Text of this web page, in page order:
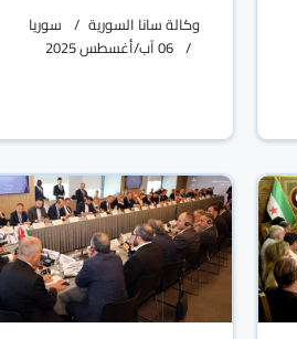
وكالة سانا السورية
سوريا
06 آب/أغسطس 2025